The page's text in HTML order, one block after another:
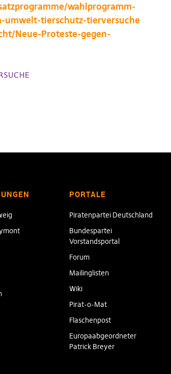
wahlprogramm-
umwelt-tierschutz-tierversuche
Neue-Proteste-gegen-
PORTALE
Piratenpartei Deutschland
Bundespartei
Vorstandsportal
Forum
Mailinglisten
Wiki
Pirat-o-Mat
Flaschenpost
Europaabgeordneter
Patrick Breyer